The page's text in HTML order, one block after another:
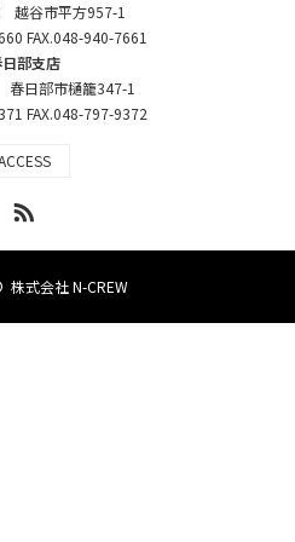
越谷市平方957-1
FAX.048-940-7661
日部支店
日部市樋籠347-1
FAX.048-797-9372
株式会社 N-CREW